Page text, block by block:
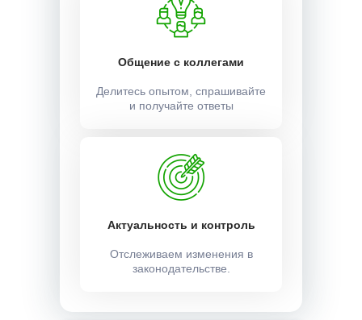
Общение с коллегами
Делитесь опытом, спрашивайте
и получайте ответы
Актуальность и контроль
Отслеживаем изменения в
законодательстве.